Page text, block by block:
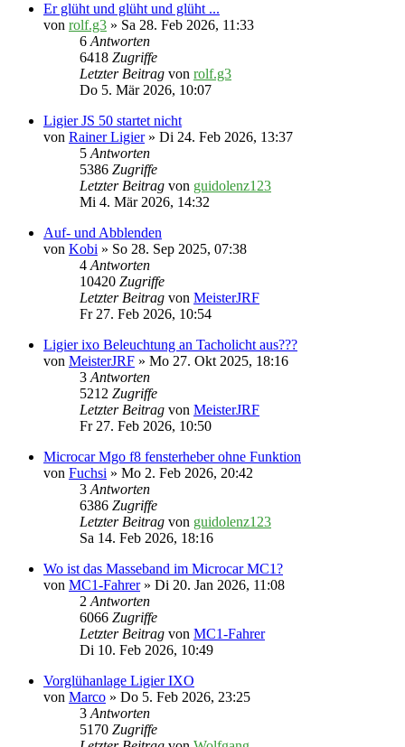
Er glüht und glüht und glüht ...
von rolf.g3 » Sa 28. Feb 2026, 11:33
6Antworten
6418 Zugriffe
Letzter Beitrag von rolf.g3
Do 5. Mär 2026, 10:07
Ligier JS 50 startet nicht
von Rainer Ligier» Di 24. Feb 2026, 13:37
5Antworten
5386 Zugriffe
Letzter Beitrag von guidolenz123
Mi 4. Mär 2026, 14:32
Auf- und Abblenden
von Kobi » So 28. Sep 2025, 07:38
4Antworten
10420 Zugriffe
Letzter Beitrag von MeisterJRF
Fr 27. Feb 2026, 10:54
Ligier ixo Beleuchtung an Tacholicht aus???
von MeisterJRF » Mo 27. Okt 2025, 18:16
3Antworten
5212 Zugriffe
Letzter Beitrag von MeisterJRF
Fr 27. Feb 2026, 10:50
Microcar Mgo f8 fensterheber ohne Funktion
von Fuchsi » Mo 2. Feb 2026, 20:42
3Antworten
6386 Zugriffe
Letzter Beitrag von guidolenz123
Sa 14. Feb 2026, 18:16
Wo ist das Masseband im Microcar MC1?
von MC1-Fahrer» Di 20. Jan 2026, 11:08
2Antworten
6066 Zugriffe
Letzter Beitrag von MC1-Fahrer
Di 10. Feb 2026, 10:49
Vorglühanlage Ligier IXO
von Marco » Do 5. Feb 2026, 23:25
3Antworten
5170 Zugriffe